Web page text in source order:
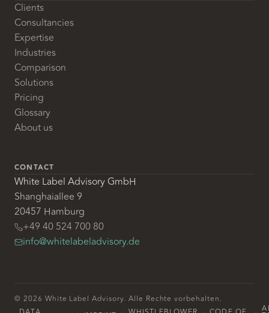
Clients
Consultancies
Expertise
Industries
Comparison
Solutions
Pricing
Glossary
About us
CONTACT
White Label Advisory GmbH
Shanghaiallee 9
20457 Hamburg
+49 40 524 700 80
info@whitelabeladvisory.de
© 2026 White Label Advisory. Alle Rechte vorbehalten.